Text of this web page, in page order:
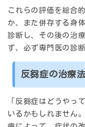
これらの評価を総合
か、また併存する身
診断し、その後の治
ず、必ず専門医の診
反芻症の治療
「反芻症はどうやっ
いるかもしれません